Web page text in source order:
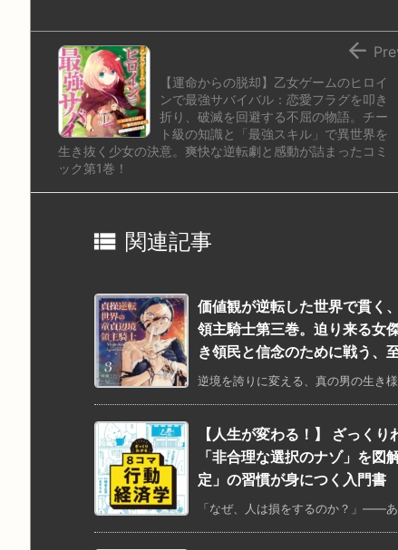
【運命からの脱却】乙女ゲームのヒロイ
ンで最強サバイバル：恋愛フラグを叩き
折り、破滅を回避する不屈の物語。チー
ト級の知識と「最強スキル」で異世界を
生き抜く少女の決意。爽快な逆転劇と感動が詰まったコミ
ック第1巻！

 関連記事
価値観が逆転した世界で貫く
領主騎士第三巻。迫り来る女
き領民と信念のために戦う、
逆境を誇りに変える、真の男の生き
【人生が変わる！】 ざっく
「非合理な選択のナゾ」を
定」の習慣が身につく入門書
「なぜ、人は損をするのか？」――